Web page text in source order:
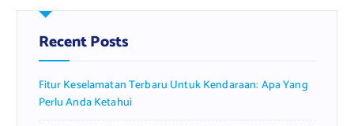
h
f
o
:
Recent Posts
Fitur Keselamatan Terbaru Untuk Kendaraan: Apa Yang
Perlu Anda Ketahui